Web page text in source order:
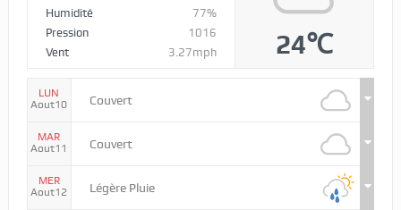
Humidité
77%
Pression
1016
Vent
3.27mph 24℃
LUN
Aout10
Couvert
MAR
Aout11
Couvert
MER
Aout12
Légère Pluie